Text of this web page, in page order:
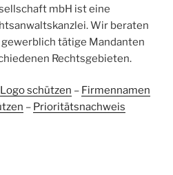
auf
werfen
mbH ist eine
Wir beraten
tätige Mandanten
Rechtsgebieten.
Logo schützen – Firmennamen
– Prioritätsnachweis